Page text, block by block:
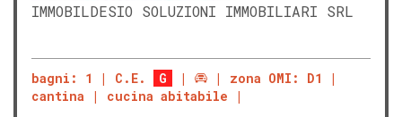
IMMOBILDESIO SOLUZIONI IMMOBILIARI SRL
bagni: 1 C.E. G
zona OMI: D1
cantina
cucina abitabile